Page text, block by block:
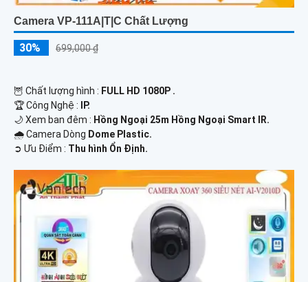
Camera VP-111A|T|C Chất Lượng
30% 699,000 ₫
🦉 Chất lượng hình : FULL HD 1080P .
🏆 Công Nghệ :
IP.
🌙 Xem ban đêm : Hồng Ngoại 25m Hồng Ngoại Smart IR.
🌧️ Camera Dòng Dome Plastic.
️➲ Ưu Điểm : Thu hình Ổn Định.